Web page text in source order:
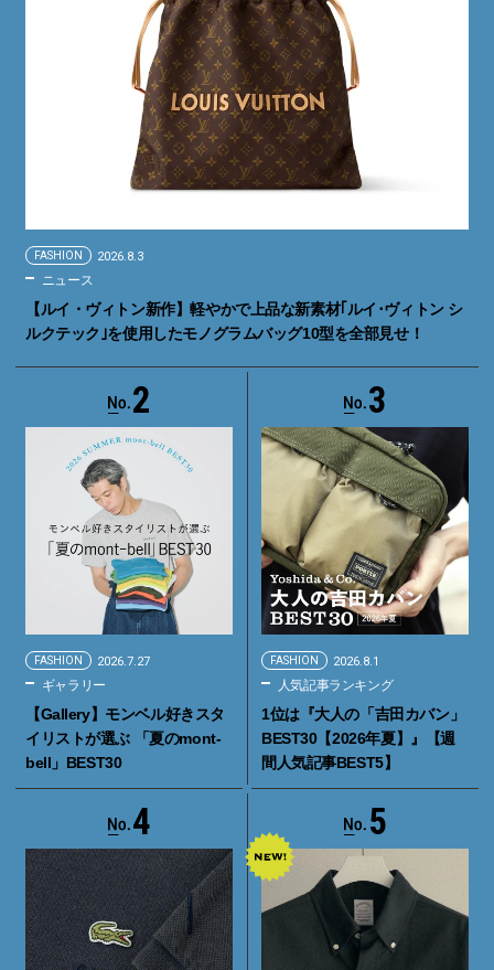
FASHION 2026.8.3
ニュース
【ルイ・ヴィトン新作】軽やかで上品な新素材｢ルイ･ヴィトン シ
ルクテック｣を使用したモノグラムバッグ10型を全部見せ！
2
FASHION 2026.7.27
ギャラリー
【Gallery】モンベル好きスタ
イリストが選ぶ 「夏のmont-
bell」BEST30
3
FASHION 2026.8.1
人気記事ランキング
1位は『大人の「吉田カバン」
BEST30【2026年夏】』【週
間人気記事BEST5】
4 5